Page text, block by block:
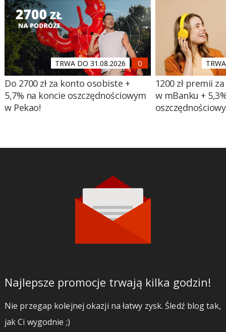
TRWA DO 31.08.2026
Do 2700 zł za konto osobiste +
5,7% na koncie oszczędnościowym
w Pekao!
1200 zł premii
w mBanku +
Najlepsze promocje trwają kilka godzin!
Nie przegap kolejnej okazji na łatwy zysk. Śledź blog tak,
jak Ci wygodnie ;)